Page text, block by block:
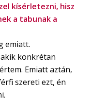
kísérletezni, hisz
a tabunak a
emiatt.
konkrétan
Emiatt aztán,
szereti ezt, én